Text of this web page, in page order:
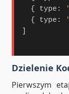
Dzielenie
Pierwszym
  { type:
  { type: